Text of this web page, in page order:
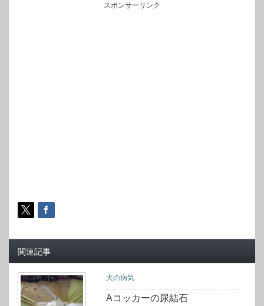
スポンサーリンク
関連記事
犬の病気
Aコッカーの尿結石